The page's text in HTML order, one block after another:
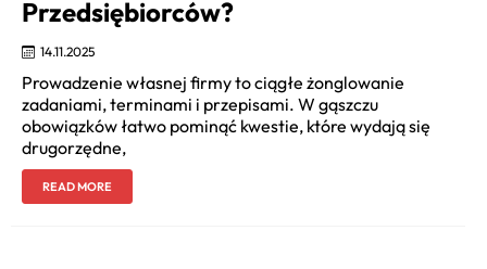
Przedsiębiorców?
14.11.2025
Prowadzenie własnej firmy to ciągłe żonglowanie
zadaniami, terminami i przepisami. W gąszczu
obowiązków łatwo pominąć kwestie, które wydają się
drugorzędne,
READ MORE